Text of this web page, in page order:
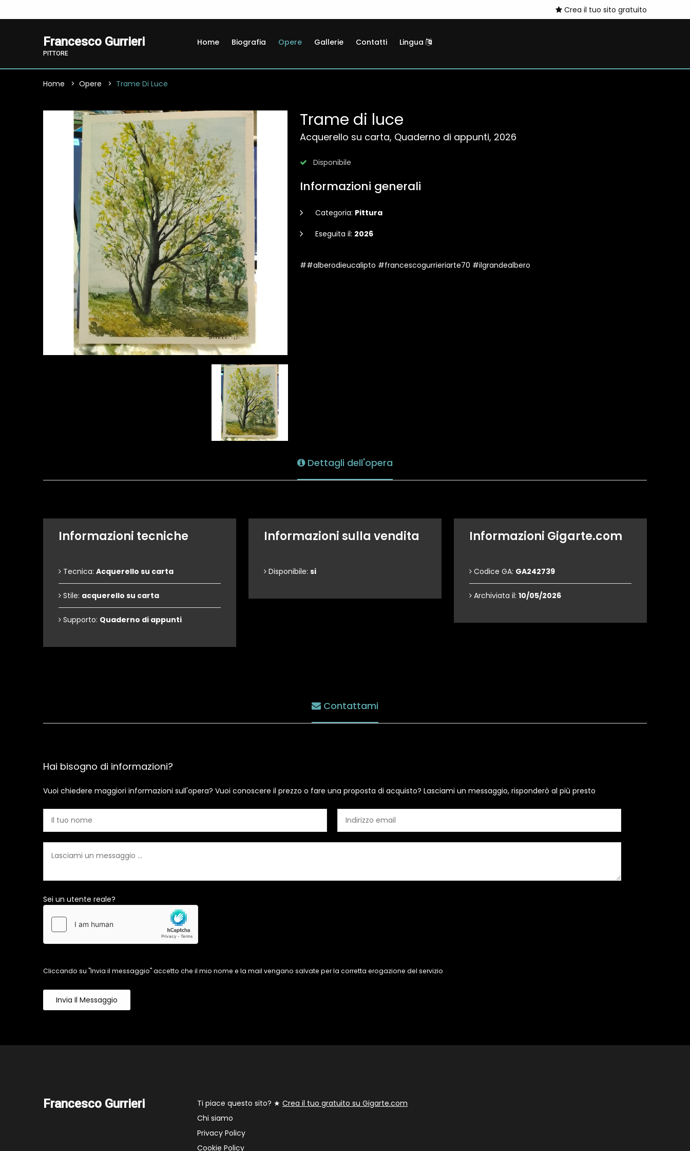
Crea il tuo sito gratuito
Francesco Gurrieri
PITTORE
Home Biografia Opere Gallerie Contatti Lingua
Home Opere Trame Di Luce
Trame di luce
Acquerello su carta, Quaderno di appunti, 2026
Disponibile
Informazioni generali
Categoria: Pittura
Eseguita il: 2026
##alberodieucalipto #francescogurrieriarte70 #ilgrandealbero
Dettagli dell'opera
Informazioni tecniche
Tecnica: Acquerello su carta
Stile: acquerello su carta
Supporto: Quaderno di appunti
Informazioni sulla vendita
Disponibile: si
Informazioni Gigarte.com
Codice GA: GA242739
Archiviata il: 10/05/2026
Contattami
Hai bisogno di informazioni?
Vuoi chiedere maggiori informazioni sull'opera? Vuoi conoscere il prezzo o fare una proposta di acquisto? Lasciami un messaggio, risponderò al più presto
Sei un utente reale?
Cliccando su "Invia il messaggio" accetto che il mio nome e la mail vengano salvate per la corretta erogazione del servizio
Invia Il Messaggio
Francesco Gurrieri Ti piace questo sito? ★ Crea il tuo gratuito su Gigarte.com
Chi siamo
Privacy Policy
Cookie Policy